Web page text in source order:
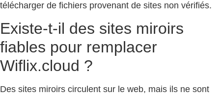
télécharger de fichiers provenant de sites non vérifiés.
Existe-t-il des sites miroirs
fiables pour remplacer
Wiflix.cloud ?
Des sites miroirs circulent sur le web, mais ils ne sont